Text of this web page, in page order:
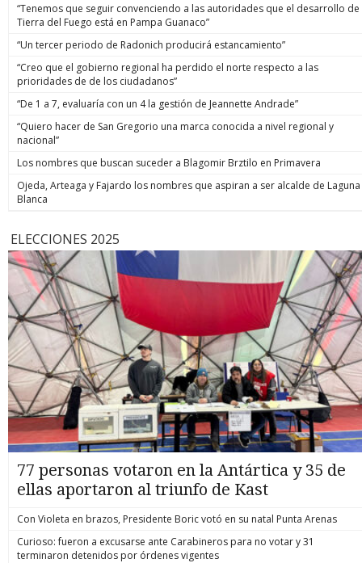
“Tenemos que seguir convenciendo a las autoridades que el desarrollo de
Tierra del Fuego está en Pampa Guanaco”
“Un tercer periodo de Radonich producirá estancamiento”
“Creo que el gobierno regional ha perdido el norte respecto a las
prioridades de de los ciudadanos”
“De 1 a 7, evaluaría con un 4 la gestión de Jeannette Andrade”
“Quiero hacer de San Gregorio una marca conocida a nivel regional y
nacional”
Los nombres que buscan suceder a Blagomir Brztilo en Primavera
Ojeda, Arteaga y Fajardo los nombres que aspiran a ser alcalde de Laguna
Blanca
ELECCIONES 2025
77 personas votaron en la Antártica y 35 de
ellas aportaron al triunfo de Kast
Con Violeta en brazos, Presidente Boric votó en su natal Punta Arenas
Curioso: fueron a excusarse ante Carabineros para no votar y 31
terminaron detenidos por órdenes vigentes